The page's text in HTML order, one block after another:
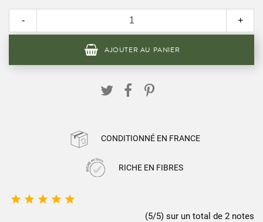
- +
AJOUTER AU PANIER
CONDITIONNÉ EN FRANCE
RICHE EN FIBRES
    
(5/5) sur un total de 2 notes